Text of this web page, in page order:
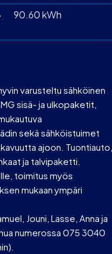
90.60 kWh
varusteltu sähköinen
sisä- ja ulkopaketit,
sekä sähköistuimet
ajoon. Tuontiauto,
ja talvipaketti.
toimitus myös
mukaan ympäri
Jouni, Lasse, Anna ja
numerossa 075 3040